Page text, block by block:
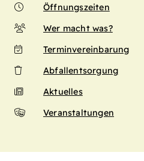
Öffnungszeiten
Wer macht was?
Terminvereinbarung
Abfallentsorgung
Aktuelles
Veranstaltungen